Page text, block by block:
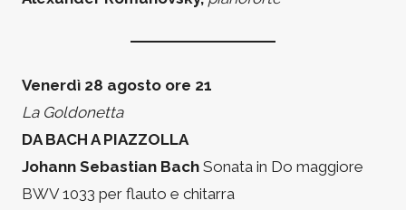
Venerdì 28 agosto ore 21
La Goldonetta
DA BACH A PIAZZOLLA
Johann Sebastian Bach Sonata in Do maggiore
BWV 1033 per flauto e chitarra